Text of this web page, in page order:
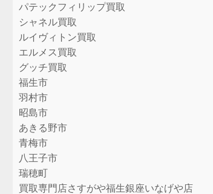
パテックフィリップ買取
シャネル買取
ルイヴィトン買取
エルメス買取
グッチ買取
福生市
羽村市
昭島市
あきる野市
青梅市
八王子市
瑞穂町
買取専門店さすがや福生銀座いなげや店